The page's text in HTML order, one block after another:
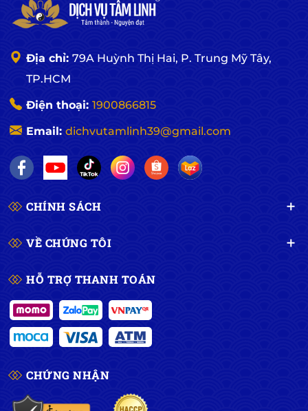
Địa chỉ: 79A Huỳnh Thị Hai, P. Trung Mỹ Tây,
TP.HCM
Điện thoại: 1900866815
Email: dichvutamlinh39@gmail.com
CHÍNH SÁCH
VỀ CHÚNG TÔI
HỖ TRỢ THANH TOÁN
CHỨNG NHẬN